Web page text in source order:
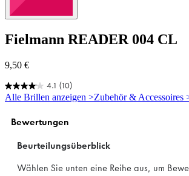
Fielmann READER 004 CL
9,50 €
4.1 (10)
4.1
von
Sternen.
Bewertungen
Alle Brillen anzeigen >Zubehör & Accessoires